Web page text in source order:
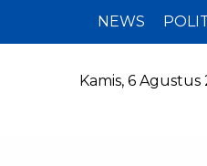
NEWS
Kamis, 6 Agustus